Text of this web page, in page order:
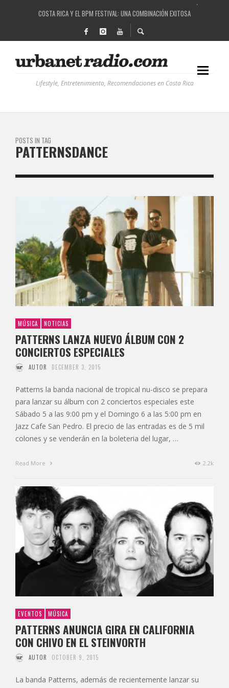
COSTA RICA Y EL BPM FESTIVAL: UNA COMBINACIÓN EXITOSA
RUTAS NATURBANAS: EL PROYECTO QUE ESTÁ TRANSFORMANDO LA CALIDAD DE
LA HISTORIA DETRÁS DE LA MÚSICA ELECTRÓNICA: BBC RADIOPHONIC WORKSHOP
Lifestyle, Entretenimiento, Recomendaciones en Costa Rica
POSTS IN TAG
PATTERNSDANCE
MÚSICA NOTICIAS
PATTERNS LANZA NUEVO ÁLBUM CON 2
CONCIERTOS ESPECIALES
AUTOR DECEMBER 3, 2015
Patterns la banda nacional de tropical nu-disco se prepara
para lanzar su álbum con 2 conciertos especiales este
Sábado 5 a las 9:00 pm y el Domingo 6 a las 5:00 pm en
Jazz Cafe San Pedro. El precio de las entradas es de 5 mil
colones y se venderán en la boleteria del lugar, …
Read More 2.2k
EVENTOS MÚSICA
PATTERNS ANUNCIA GIRA EN CALIFORNIA
CON CHIVO EN EL STEINVORTH
AUTOR OCTOBER 9, 2015
La banda Patterns, además de recientemente lanzar su